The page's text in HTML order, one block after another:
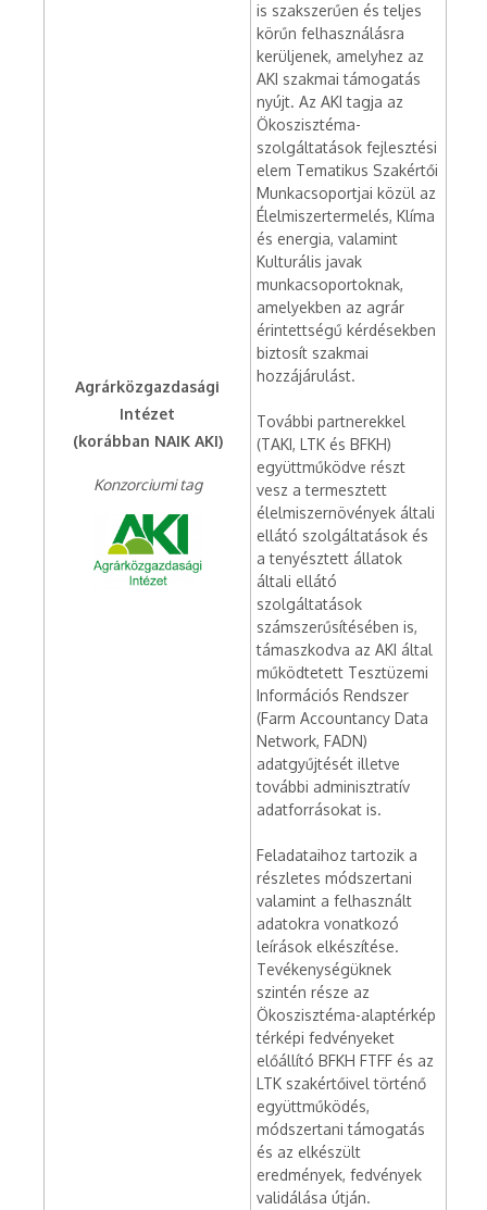
Agrárközgazdasági
Intézet
(korábban NAIK AKI)
Konzorciumi tag
is szakszerűen és teljes
körűn felhasználásra
kerüljenek, amelyhez az
AKI szakmai támogatás
nyújt. Az AKI tagja az
Ökoszisztéma-
szolgáltatások fejlesztési
elem Tematikus Szakértői
Munkacsoportjai közül az
Élelmiszertermelés, Klíma
és energia, valamint
Kulturális javak
munkacsoportoknak,
amelyekben az agrár
érintettségű kérdésekben
biztosít szakmai
hozzájárulást.
További partnerekkel
(TAKI, LTK és BFKH)
együttműködve részt
vesz a termesztett
élelmiszernövények általi
ellátó szolgáltatások és
a tenyésztett állatok
általi ellátó
szolgáltatások
számszerűsítésében is,
támaszkodva az AKI által
működtetett Tesztüzemi
Információs Rendszer
(Farm Accountancy Data
Network, FADN)
adatgyűjtését illetve
további adminisztratív
adatforrásokat is.
Feladataihoz tartozik a
részletes módszertani
valamint a felhasznált
adatokra vonatkozó
leírások elkészítése.
Tevékenységüknek
szintén része az
Ökoszisztéma-alaptérkép
térképi fedvényeket
előállító BFKH FTFF és az
LTK szakértőivel történő
együttműködés,
módszertani támogatás
és az elkészült
eredmények, fedvények
validálása útján.